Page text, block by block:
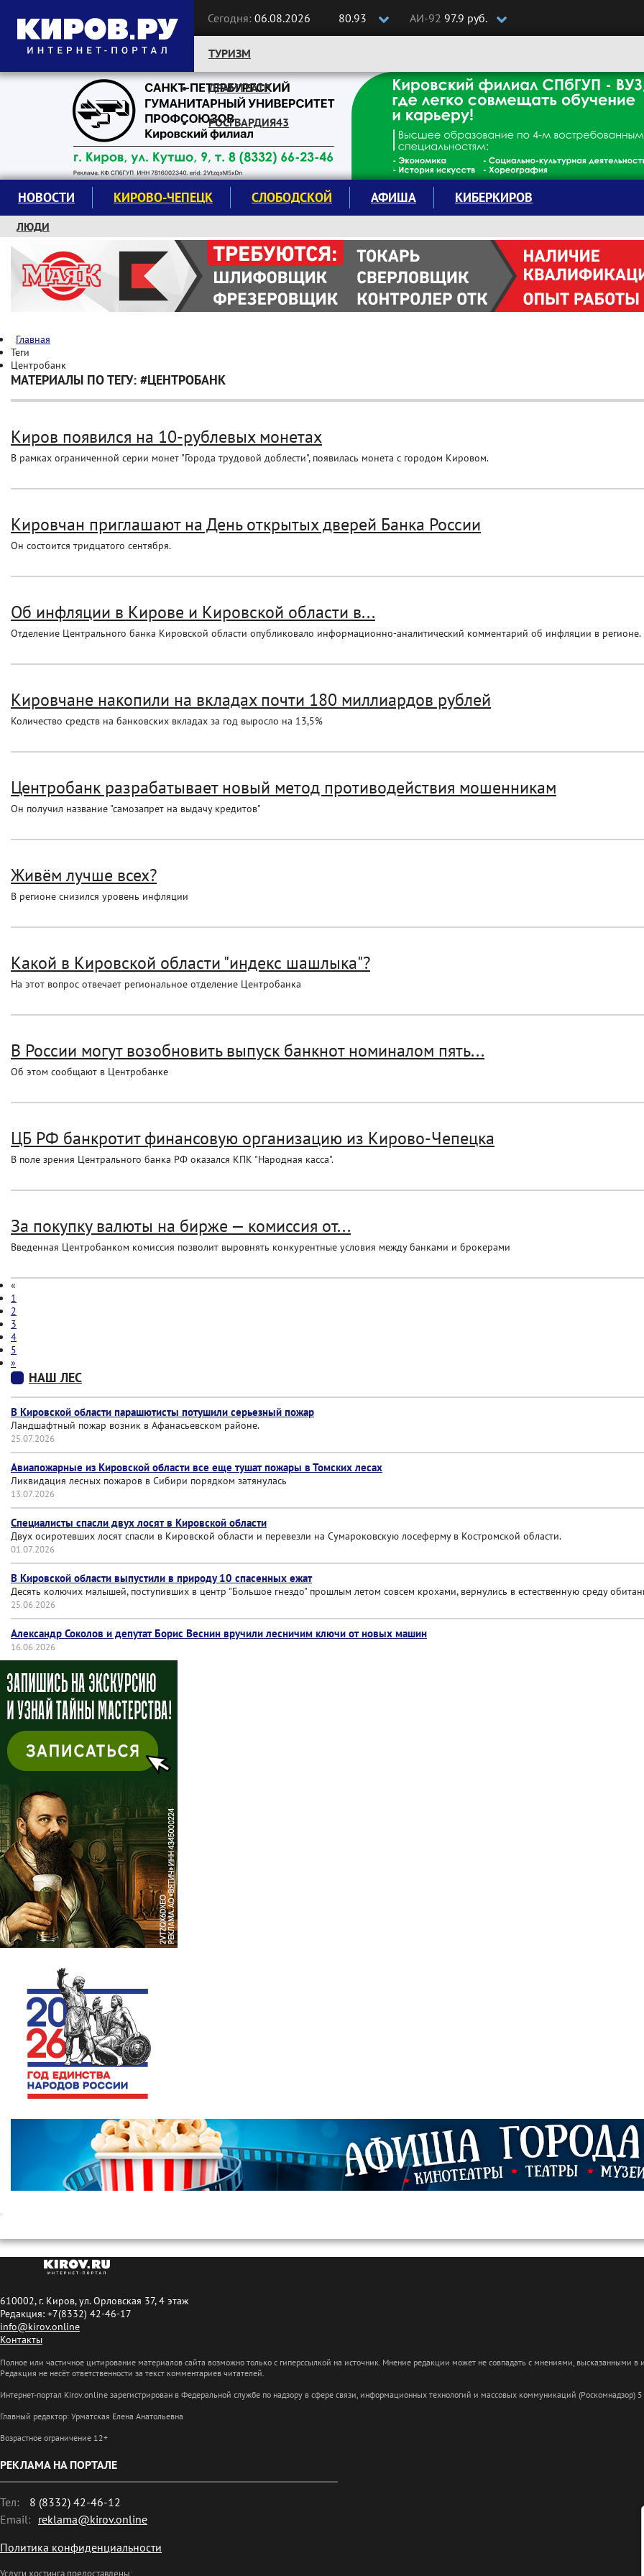
Сегодня: 06.08.2026 80.93 АИ-92 97.9 руб.
Следите за новостями:
ТУРИЗМ
ДРАМТЕАТР
РОСГВАРДИЯ43
НОВОСТИ КИРОВО-ЧЕПЕЦК СЛОБОДСКОЙ АФИША КИБЕРКИРОВ
ЛЮДИ
КРУЖКИ И СЕКЦИИ
ЗАВОДУ "МАЯК" 85 ЛЕТ
ЭКОЛОГИЯ
Главная
Теги
Центробанк
МАТЕРИАЛЫ ПО ТЕГУ: #ЦЕНТРОБАНК
Киров появился на 10-рублевых монетах
В рамках ограниченной серии монет "Города трудовой доблести", появилась монета с городом Кировом.
Кировчан приглашают на День открытых дверей Банка России
Он состоится тридцатого сентября.
Об инфляции в Кирове и Кировской области в...
Отделение Центрального банка Кировской области опубликовало информационно-аналитический комментарий об инфляции в регионе.
Кировчане накопили на вкладах почти 180 миллиардов рублей
Количество средств на банковских вкладах за год выросло на 13,5%
Центробанк разрабатывает новый метод противодействия мошенникам
Он получил название "самозапрет на выдачу кредитов"
Живём лучше всех?
В регионе снизился уровень инфляции
Какой в Кировской области "индекс шашлыка"?
На этот вопрос отвечает региональное отделение Центробанка
В России могут возобновить выпуск банкнот номиналом пять...
Об этом сообщают в Центробанке
ЦБ РФ банкротит финансовую организацию из Кирово-Чепецка
В поле зрения Центрального банка РФ оказался КПК "Народная касса".
За покупку валюты на бирже — комиссия от...
Введенная Центробанком комиссия позволит выровнять конкурентные условия между банками и брокерами
«
1
2
3
4
5
»
НАШ ЛЕС
В Кировской области парашютисты потушили серьезный пожар
Ландшафтный пожар возник в Афанасьевском районе.
25.07.2026
Авиапожарные из Кировской области все еще тушат пожары в Томских лесах
Ликвидация лесных пожаров в Сибири порядком затянулась
13.07.2026
Специалисты спасли двух лосят в Кировской области
Двух осиротевших лосят спасли в Кировской области и перевезли на Сумароковскую лосеферму в Костромской области.
01.07.2026
В Кировской области выпустили в природу 10 спасенных ежат
Десять колючих малышей, поступивших в центр "Большое гнездо" прошлым летом совсем крохами, вернулись в естественную среду
25.06.2026
Александр Соколов и депутат Борис Веснин вручили лесничим ключи от новых машин
16.06.2026
610002, г. Киров, ул. Орловская 37, 4 этаж
Редакция: +7(8332) 42-46-17
info@kirov.online
Контакты
Полное или частичное цитирование материалов сайта возможно только с гиперссылкой на источник. Мнение редакции может не совпадать с мнениями, высказанными
Редакция не несёт ответственности за текст комментариев читателей.
Интернет-портал Kirov.online зарегистрирован в Федеральной службе по надзору в сфере связи, информационных технологий и массовых коммуникаций
Главный редактор: Урматская Елена Анатольевна
Возрастное ограничение 12+
РЕКЛАМА НА ПОРТАЛЕ
Тел:
8 (8332) 42-46-12
Email: reklama@kirov.online
Политика конфиденциальности
Услуги хостинга предоставлены: